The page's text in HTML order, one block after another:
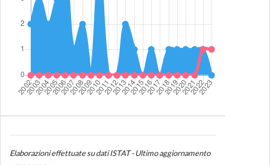
Elaborazioni effettuate su dati ISTAT - Ultimo aggiornamento